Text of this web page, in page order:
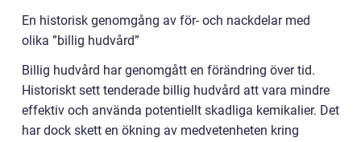
En historisk genomgång av för- och nackdelar med
olika ”billig hudvård”
Billig hudvård har genomgått en förändring över tid.
Historiskt sett tenderade billig hudvård att vara mindre
effektiv och använda potentiellt skadliga kemikalier. Det
har dock skett en ökning av medvetenheten kring